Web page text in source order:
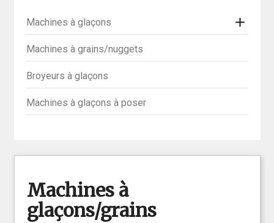
Machines à glaçons 
Machines à grains/nuggets
Broyeurs à glaçons
Machines à glaçons à poser
Machines à
glaçons/grains